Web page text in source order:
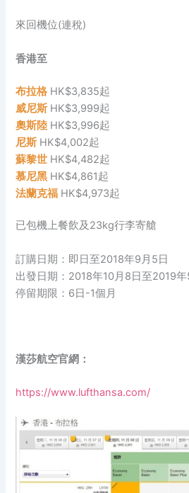
來回機位(連稅)
香港至
布拉格 HK$3,835起
威尼斯 HK$3,999起
奧斯陸 HK$3,996起
尼斯 HK$4,002起
蘇黎世 HK$4,482起
慕尼黑 HK$4,861起
法蘭克福 HK$4,973起
已包機上餐飲及23kg行李寄艙
訂購日期：即日至2018年9月5日
出發日期：2018年10月8日至2019年
停留期限：6日-1個月
漢莎航空官網：
https://www.lufthansa.com/